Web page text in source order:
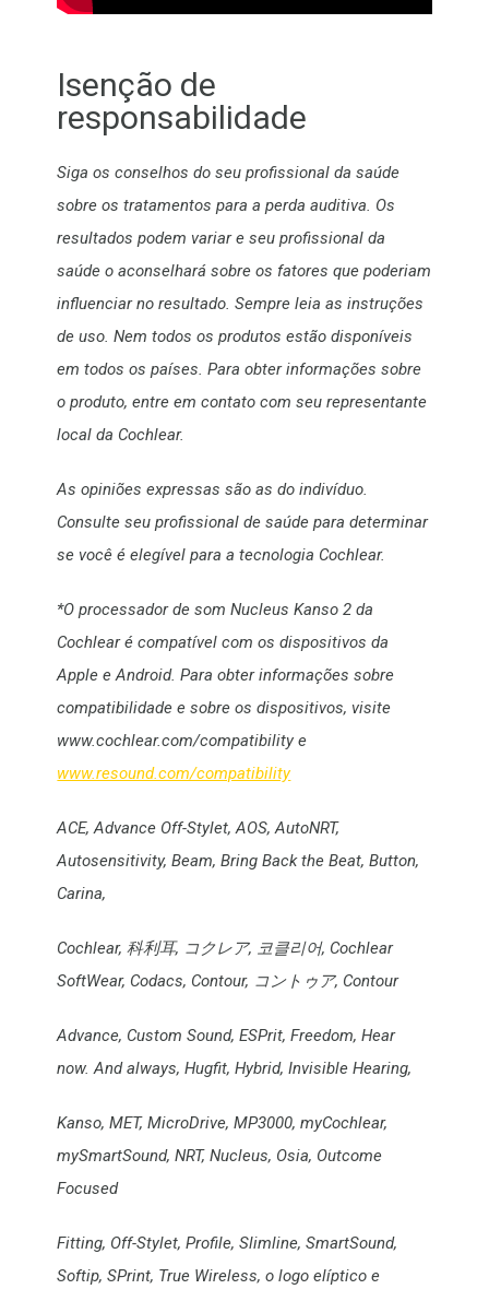
Isenção de
responsabilidade
Siga os conselhos do seu profissional da saúde
sobre os tratamentos para a perda auditiva. Os
resultados podem variar e seu profissional da
saúde o aconselhará sobre os fatores que poderiam
influenciar no resultado. Sempre leia as instruções
de uso. Nem todos os produtos estão disponíveis
em todos os países. Para obter informações sobre
o produto, entre em contato com seu representante
local da Cochlear.
As opiniões expressas são as do indivíduo.
Consulte seu profissional de saúde para determinar
se você é elegível para a tecnologia Cochlear.
*O processador de som Nucleus Kanso 2 da
Cochlear é compatível com os dispositivos da
Apple e Android. Para obter informações sobre
compatibilidade e sobre os dispositivos, visite
www.cochlear.com/compatibility e
www.resound.com/compatibility
ACE, Advance Off-Stylet, AOS, AutoNRT,
Autosensitivity, Beam, Bring Back the Beat, Button,
Carina,
Cochlear, 科利耳, コクレア, 코클리어, Cochlear
SoftWear, Codacs, Contour, コントゥア, Contour
Advance, Custom Sound, ESPrit, Freedom, Hear
now. And always, Hugfit, Hybrid, Invisible Hearing,
Kanso, MET, MicroDrive, MP3000, myCochlear,
mySmartSound, NRT, Nucleus, Osia, Outcome
Focused
Fitting, Off-Stylet, Profile, Slimline, SmartSound,
Softip, SPrint, True Wireless, o logo elíptico e